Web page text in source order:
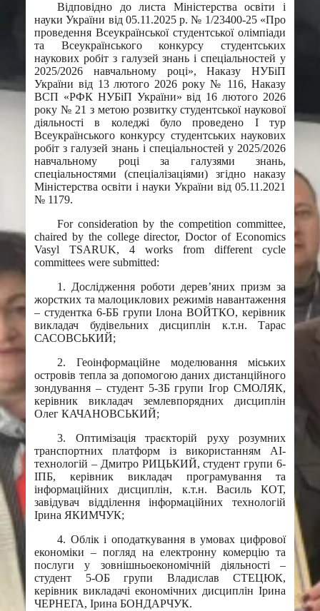
Відповідно до листа Міністерства освіти і
науки України від 05.11.2025 р. № 1/23400-25 «Про
проведення Всеукраїнської студентської олімпіади
та Всеукраїнського конкурсу студентських
наукових робіт з галузей знань і спеціальностей у
2025/2026 навчальному році», Наказу НУБіП
України від 13 лютого 2026 року № 116, Наказу
ВСП «РФК НУБіП України» від 16 лютого 2026
року № 21 з метою розвитку студентської наукової
діяльності в коледжі було проведено І тур
Всеукраїнського конкурсу студентських наукових
робіт з галузей знань і спеціальностей у 2025/2026
навчальному році за галузями знань,
спеціальностями (спеціалізаціями) згідно наказу
Міністерства освіти і науки України від 05.11.2021
№ 1179.
For consideration by the competition committee,
chaired by the college director, Doctor of Economics
Vasyl TSARUK, 4 works from different cycle
committees were submitted:
1. Дослідження роботи дерев’яних призм за
жорстких та малоциклових режимів навантаження
– студентка 6-ББ групи Ілона ВОЙТКО, керівник
викладач будівельних дисциплін к.т.н. Тарас
САСОВСЬКИЙ;
2. Геоінформаційне моделювання міських
островів тепла за допомогою даних дистанційного
зондування – студент 5-ЗБ групи Ігор СМОЛЯК,
керівник викладач землевпорядних дисциплін
Олег КАЧАНОВСЬКИЙ;
3. Оптимізація траєкторій руху розумних
транспортних платформ із використанням АІ-
технологій – Дмитро РИЦЬКИЙ, студент групи 6-
ІПБ, керівник викладач програмування та
інформаційних дисциплін, к.т.н. Василь КОТ,
завідувач відділення інформаційних технологій
Ірина ЯКИМЧУК;
4. Облік і оподаткування в умовах цифрової
економіки – погляд на електронну комерцію та
послуги у зовнішньоекономічній діяльності –
студент 5-ОБ групи Владислав СТЕЦЮК,
керівник викладачі економічних дисциплін Ірина
ЧЕРНЕГА, Ірина БОНДАРЧУК.